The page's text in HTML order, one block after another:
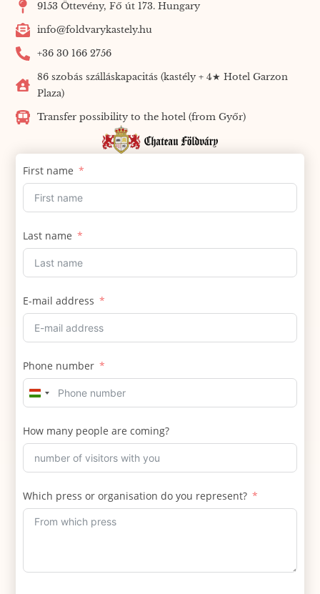
9153 Öttevény, Fő út 173. Hungary
info@foldvarykastely.hu
+36 30 166 2756
86 szobás szálláskapacitás (kastély + 4★ Hotel Garzon
Plaza)
Transfer possibility to the hotel (from Győr)
First name
Last name
E-mail address
Phone number
H
n
a
y
+
How many people are coming?
Which press or organisation do you represent?